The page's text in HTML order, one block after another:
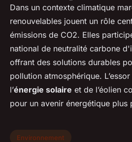
Dans un contexte climatique
renouvelables jouent un rôle
émissions de CO2. Elles
national de neutralité carbone
offrant des solutions durables
pollution atmosphérique.
l’énergie solaire et de l’éolien
pour un avenir énergétique plus
Environnement